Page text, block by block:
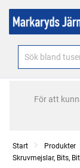
För att
Start Produkter
Skruvmejslar, Bits,